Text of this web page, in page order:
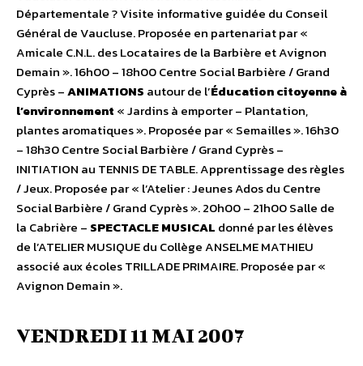
Départementale ? Visite informative guidée du Conseil
Général de Vaucluse. Proposée en partenariat par «
Amicale C.N.L. des Locataires de la Barbière et Avignon
Demain ». 16h00 – 18h00 Centre Social Barbière / Grand
Cyprès –ANIMATIONS autour de l’Éducation citoyenne à
l’environnement « Jardins à emporter – Plantation,
plantes aromatiques ». Proposée par « Semailles ». 16h30
– 18h30 Centre Social Barbière / Grand Cyprès –
INITIATION au TENNIS DE TABLE. Apprentissage des règles
/ Jeux. Proposée par « l’Atelier : Jeunes Ados du Centre
Social Barbière / Grand Cyprès ». 20h00 – 21h00 Salle de
la Cabrière – SPECTACLE MUSICAL donné par les élèves
de l’ATELIER MUSIQUE du Collège ANSELME MATHIEU
associé aux écoles TRILLADE PRIMAIRE. Proposée par «
Avignon Demain ».
VENDREDI 11 MAI 2007